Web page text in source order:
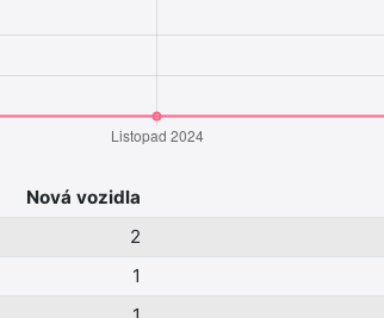
Nová vozidla
2
1